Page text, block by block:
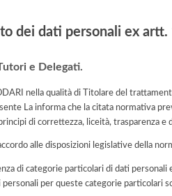
dei dati personali ex
e Delegati.
nella qualità di Titolare del
La informa che la citata normativa
di correttezza, liceità, trasparenza e
alle disposizioni legislative della
di categorie particolari di dati
per queste categorie particolari